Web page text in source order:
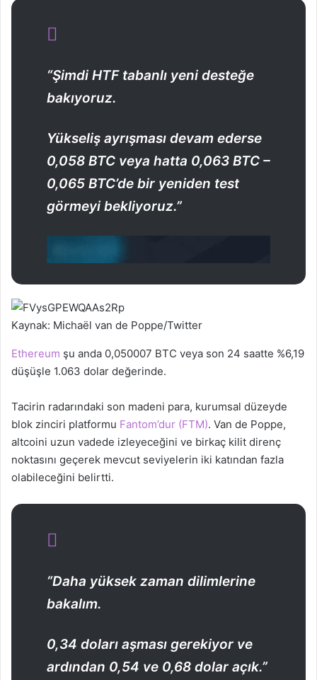
“Şimdi HTF tabanlı yeni desteğe
bakıyoruz.
Yükseliş ayrışması devam ederse
0,058 BTC veya hatta 0,063 BTC –
0,065 BTC’de bir yeniden test
görmeyi bekliyoruz.”
Kaynak: Michaël van de Poppe/Twitter
Ethereum şu anda 0,050007 BTC veya son 24 saatte %6,19
düşüşle 1.063 dolar değerinde.
Tacirin radarındaki son madeni para, kurumsal düzeyde
blok zinciri platformu Fantom’dur (FTM). Van de Poppe,
altcoini uzun vadede izleyeceğini ve birkaç kilit direnç
noktasını geçerek mevcut seviyelerin iki katından fazla
olabileceğini belirtti.
“Daha yüksek zaman dilimlerine
bakalım.
0,34 doları aşması gerekiyor ve
ardından 0,54 ve 0,68 dolar açık.”